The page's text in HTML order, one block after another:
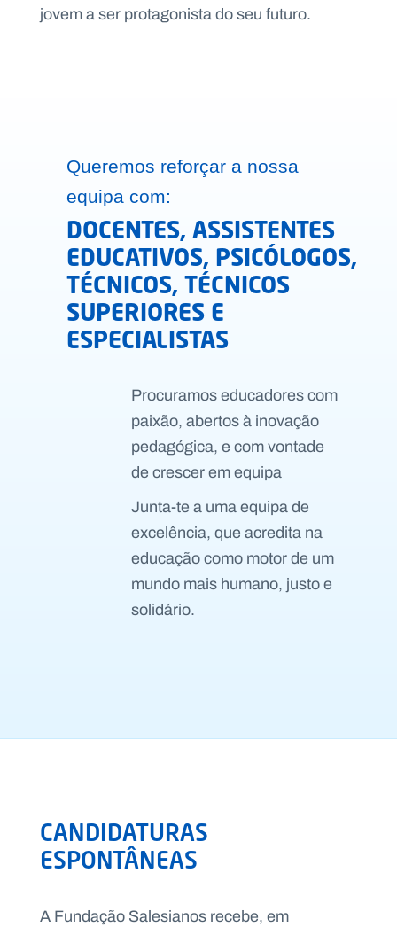
jovem a ser protagonista do seu futuro.
Queremos reforçar a nossa
equipa com:
DOCENTES, ASSISTENTES
EDUCATIVOS, PSICÓLOGOS,
TÉCNICOS, TÉCNICOS
SUPERIORES E
ESPECIALISTAS
Procuramos educadores com
paixão, abertos à inovação
pedagógica, e com vontade
de crescer em equipa
Junta-te a uma equipa de
excelência, que acredita na
educação como motor de um
mundo mais humano, justo e
solidário.
CANDIDATURAS
ESPONTÂNEAS
A Fundação Salesianos recebe, em